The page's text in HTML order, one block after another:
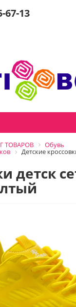
67-13
ТОВАРОВ
Обувь
Детские
детск